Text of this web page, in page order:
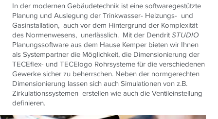
In der modernen Gebäudetechnik ist eine softwaregestützte
Planung und Auslegung der Trinkwasser- Heizungs- und
Gasinstallation, auch vor dem Hintergrund der Komplexität
des Normenwesens, unerlässlich. Mit der DendritSTUDIO
Planungssoftware aus dem Hause Kemper bieten wir Ihnen
als Systempartner die Möglichkeit, die Dimensionierung der
TECEflex- und TECElogo Rohrsysteme für die verschiedenen
Gewerke sicher zu beherrschen. Neben der normgerechten
Dimensionierung lassen sich auch Simulationen von z.B.
Zirkulationssystemen erstellen wie auch die Ventileinstellung
definieren.